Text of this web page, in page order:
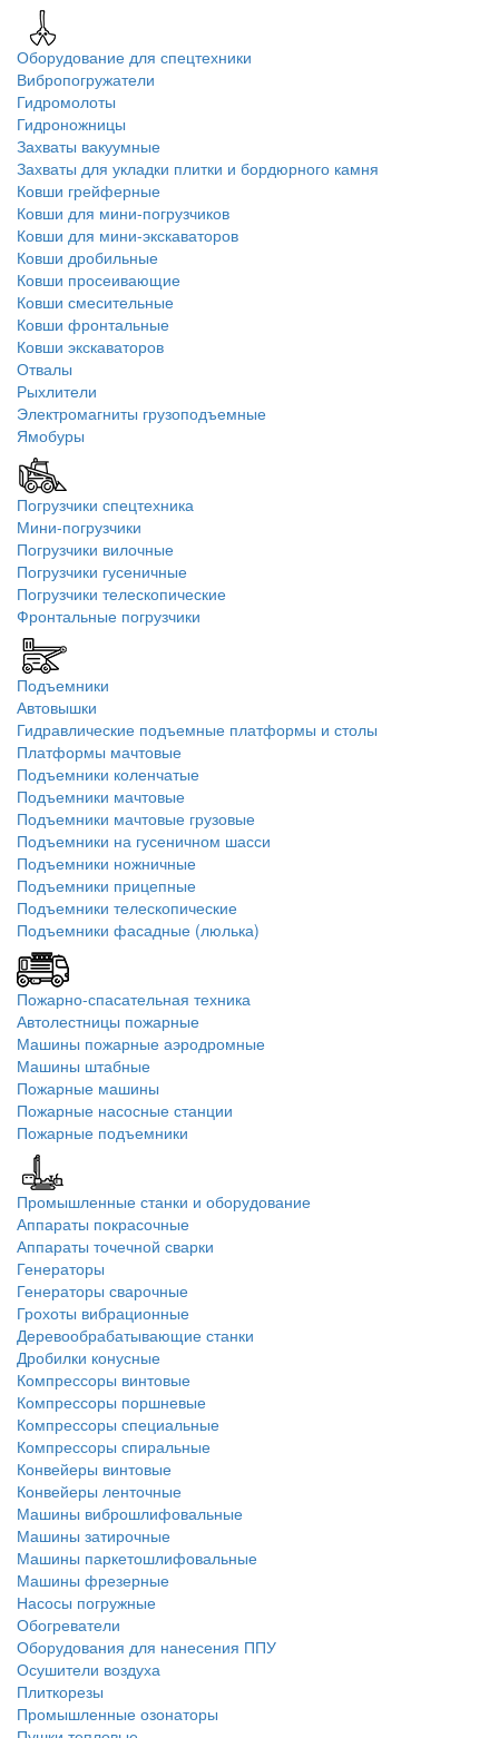
Оборудование для спецтехники
Вибропогружатели
Гидромолоты
Гидроножницы
Захваты вакуумные
Захваты для укладки плитки и бордюрного камня
Ковши грейферные
Ковши для мини-погрузчиков
Ковши для мини-экскаваторов
Ковши дробильные
Ковши просеивающие
Ковши смесительные
Ковши фронтальные
Ковши экскаваторов
Отвалы
Рыхлители
Электромагниты грузоподъемные
Ямобуры
Погрузчики спецтехника
Мини-погрузчики
Погрузчики вилочные
Погрузчики гусеничные
Погрузчики телескопические
Фронтальные погрузчики
Подъемники
Автовышки
Гидравлические подъемные платформы и столы
Платформы мачтовые
Подъемники коленчатые
Подъемники мачтовые
Подъемники мачтовые грузовые
Подъемники на гусеничном шасси
Подъемники ножничные
Подъемники прицепные
Подъемники телескопические
Подъемники фасадные (люлька)
Пожарно-спасательная техника
Автолестницы пожарные
Машины пожарные аэродромные
Машины штабные
Пожарные машины
Пожарные насосные станции
Пожарные подъемники
Промышленные станки и оборудование
Аппараты покрасочные
Аппараты точечной сварки
Генераторы
Генераторы сварочные
Грохоты вибрационные
Деревообрабатывающие станки
Дробилки конусные
Компрессоры винтовые
Компрессоры поршневые
Компрессоры специальные
Компрессоры спиральные
Конвейеры винтовые
Конвейеры ленточные
Машины виброшлифовальные
Машины затирочные
Машины паркетошлифовальные
Машины фрезерные
Насосы погружные
Обогреватели
Оборудования для нанесения ППУ
Осушители воздуха
Плиткорезы
Промышленные озонаторы